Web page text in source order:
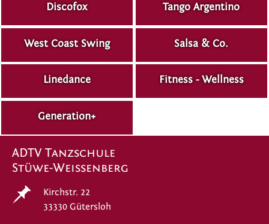
Discofox Tango Argentino
West Coast Swing Salsa & Co.
Linedance Fitness - Wellness
Generation+
ADTV Tanzschule
Stüwe-Weissenberg
Kirchstr. 22
33330 Gütersloh